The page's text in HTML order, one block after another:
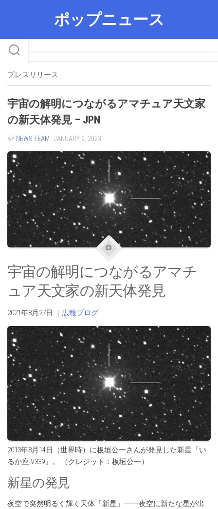
ポップニュース
プレスリリース
宇宙の解明につながるアマチュア天文家
の新天体発見 – JPN
BY NEWS TEAM · JANUARY 9, 2023
宇宙の解明につながるアマチ
ュア天文家の新天体発見
2021年8月27日 ｜ 広報ブログ
2013年8月14日（世界時）に板垣公一さんが発見した新星「い
るか座 V339」。 （クレジット：板垣公一）
新星の発見
夜空で突然明るく輝く天体「新星」――夜空に新たな星が出